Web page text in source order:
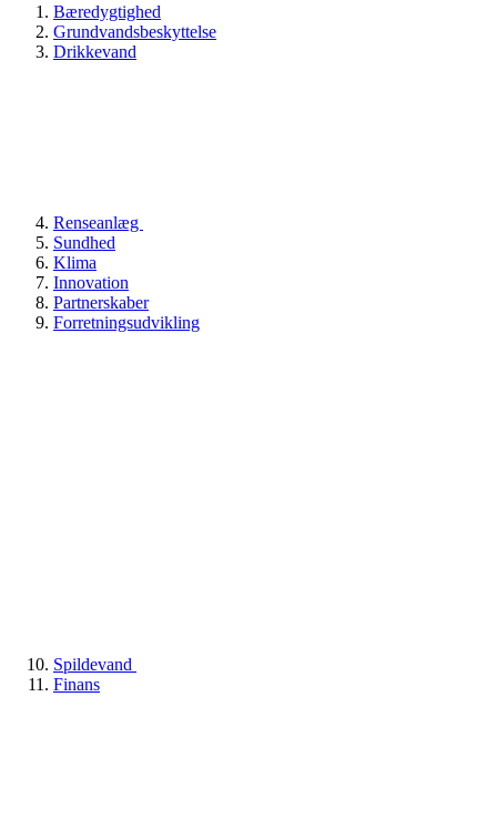
Bæredygtighed
Grundvandsbeskyttelse
Drikkevand
Renseanlæg
Sundhed
Klima
Innovation
Partnerskaber
Forretningsudvikling
Spildevand
Finans